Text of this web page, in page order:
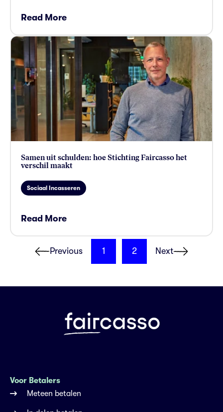
Read More
Samen uit schulden: hoe Stichting Faircasso het
verschil maakt
Sociaal Incasseren
Read More
card link
Previous 1 2 Next
Voor Betalers
Meteen betalen